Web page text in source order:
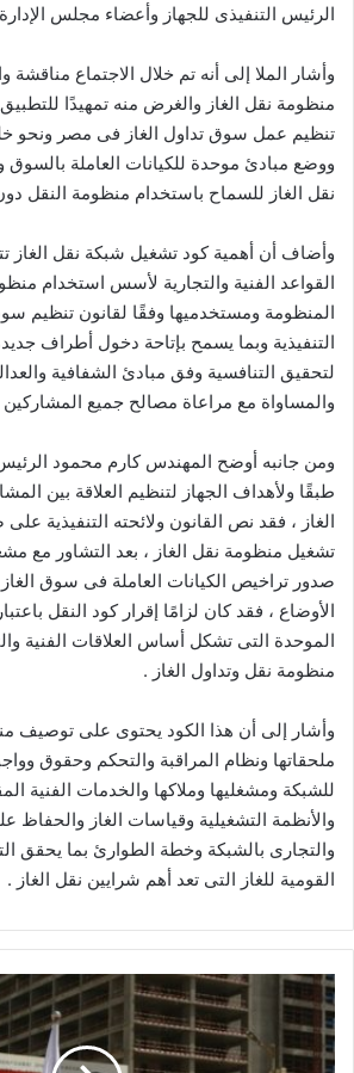
الرئيس التنفيذى للجهاز وأعضاء مجلس
وأشار الملا إلى أنه تم خلال الاجتماع
منظومة نقل الغاز والغرض منه تمهيدًا
تنظيم عمل سوق تداول الغاز فى مصر ونحو
ووضع مبادئ موحدة للكيانات العاملة
نقل الغاز للسماح باستخدام منظومة النقل
وأضاف أن أهمية كود تشغيل شبكة نقل الغاز
القواعد الفنية والتجارية لأسس استخدام
المنظومة ومستخدميها وفقًا لقانون تنظيم
التنفيذية وبما يسمح بإتاحة دخول أطراف
لتحقيق التنافسية وفق مبادئ الشفافية
والمساواة مع مراعاة مصالح جميع
ومن جانبه أوضح المهندس كارم محمود الرئيس
طبقًا ولأهداف الجهاز لتنظيم العلاقة بين
الغاز ، فقد نص القانون ولائحته التنفيذية
تشغيل منظومة نقل الغاز ، بعد التشاور مع
صدور تراخيص الكيانات العاملة فى سوق
الأوضاع ، فقد كان لزامًا إقرار كود النقل
الموحدة التى تشكل أساس العلاقات الفنية
منظومة نقل وتداول الغاز .
وأشار إلى أن هذا الكود يحتوى على توصيف
ملحقاتها ونظام المراقبة والتحكم وحقوق
للشبكة ومشغليها وملاكها والخدمات الفنية
والأنظمة التشغيلية وقياسات الغاز والحفاظ
والتجارى بالشبكة وخطة الطوارئ بما يحقق
القومية للغاز التى تعد أهم شرايين نقل الغاز .
شركة
صينية
تقدم
حزمة